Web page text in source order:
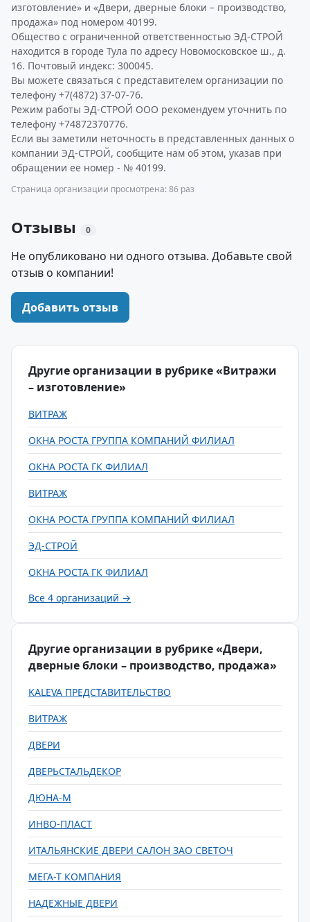
изготовление» и «Двери, дверные блоки – производство,
продажа» под номером 40199.
Общество с ограниченной ответственностью ЭД-СТРОЙ
находится в городе Тула по адресу Новомосковское ш., д.
16. Почтовый индекс: 300045.
Вы можете связаться с представителем организации по
телефону +7(4872) 37-07-76.
Режим работы ЭД-СТРОЙ ООО рекомендуем уточнить по
телефону +74872370776.
Если вы заметили неточность в представленных данных о
компании ЭД-СТРОЙ, сообщите нам об этом, указав при
обращении ее номер - № 40199.
Страница организации просмотрена: 86 раз
Отзывы 0
Не опубликовано ни одного отзыва. Добавьте свой
отзыв о компании!
Добавить отзыв
Другие организации в рубрике «Витражи
– изготовление»
ВИТРАЖ
ОКНА РОСТА ГРУППА КОМПАНИЙ ФИЛИАЛ
ОКНА РОСТА ГК ФИЛИАЛ
ВИТРАЖ
ОКНА РОСТА ГРУППА КОМПАНИЙ ФИЛИАЛ
ЭД-СТРОЙ
ОКНА РОСТА ГК ФИЛИАЛ
Все 4 организаций →
Другие организации в рубрике «Двери,
дверные блоки – производство, продажа»
KALEVA ПРЕДСТАВИТЕЛЬСТВО
ВИТРАЖ
ДВЕРИ
ДВЕРЬСТАЛЬДЕКОР
ДЮНА-М
ИНВО-ПЛАСТ
ИТАЛЬЯНСКИЕ ДВЕРИ САЛОН ЗАО СВЕТОЧ
МЕГА-Т КОМПАНИЯ
НАДЕЖНЫЕ ДВЕРИ